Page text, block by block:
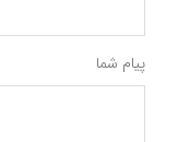
پیام شما